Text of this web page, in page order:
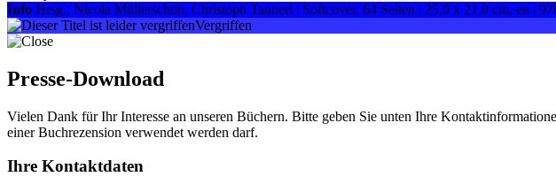
Info Hrsg.: Nicola Müllerschön, Christoph Tannert | Softcover, 64 Seiten | 25,0 x 21,0 cm, en |
Vergriffen
Presse-Download
Vielen Dank für Ihr Interesse an unseren Büchern. Bitte geben Sie unten Ihre
einer Buchrezension verwendet werden darf.
Ihre Kontaktdaten